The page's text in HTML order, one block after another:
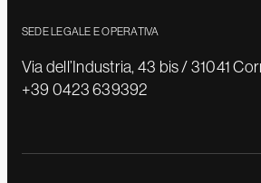
SEDE LEGALE E OPERATIVA
Via dell’Industria, 43 bis / 31041
+39 0423 639392